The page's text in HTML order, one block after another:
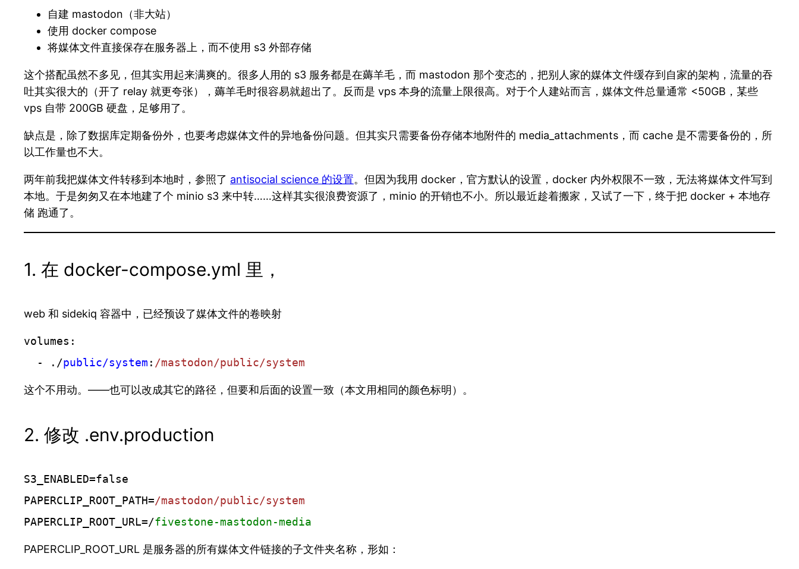
自建 mastodon（非大站）
使用 docker compose
将媒体文件直接保存在服务器上，而不使用 s3 外部存储
这个搭配虽然不多见，但其实用起来满爽的。很多人用的 s3 服务都是在薅羊毛，而 mastodon 那个变态的，把别人家的媒体文件缓存到自家的架构，流量的吞
吐其实很大的（开了 relay 就更夸张），薅羊毛时很容易就超出了。反而是 vps 本身的流量上限很高。对于个人建站而言，媒体文件总量通常 <50GB，某些
vps 自带 200GB 硬盘，足够用了。
缺点是，除了数据库定期备份外，也要考虑媒体文件的异地备份问题。但其实只需要备份存储本地附件的 media_attachments，而 cache 是不需要备份的，所
以工作量也不大。
两年前我把媒体文件转移到本地时，参照了 antisocial science 的设置。但因为我用 docker，官方默认的设置，docker 内外权限不一致，无法将媒体文件写到
本地。于是匆匆又在本地建了个 minio s3 来中转……这样其实很浪费资源了，minio 的开销也不小。所以最近趁着搬家，又试了一下，终于把 docker + 本地存
储 跑通了。
1. 在 docker-compose.yml 里，
web 和 sidekiq 容器中，已经预设了媒体文件的卷映射
volumes:
  - ./
public/system : /mastodon/public/system
这个不用动。——也可以改成其它的路径，但要和后面的设置一致（本文用相同的颜色标明）。
2. 修改 .env.production
S3_ENABLED=false
PAPERCLIP_ROOT_PATH=/mastodon/public/system
PAPERCLIP_ROOT_URL=/fivestone-mastodon-media
PAPERCLIP_ROOT_URL 是服务器的所有媒体文件链接的子文件夹名称，形如：